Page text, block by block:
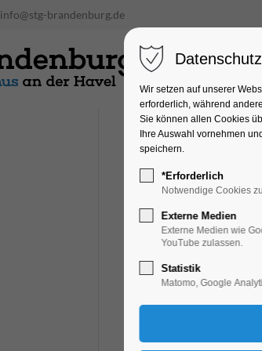
info@stg-brandenburg.de
Alltag
Bildung,
04.08.2025,
Wir setzen auf unserer
erforderlich, während
Sie können allen Cookies
Ihre Auswahl vornehmen
speichern.
*Erforderlich
Notwendige Cookies
Externe Medien
Externe Medien wie
YouTube zulassen.
Statistik
Matomo, Google